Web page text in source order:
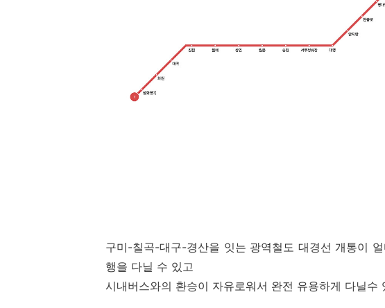
구미-칠곡-대구-경산을 잇는 광역철도 대경선 개통이
행을 다닐 수 있고
시내버스와의 환승이 자유로워서 완전 유용하게 다닐수